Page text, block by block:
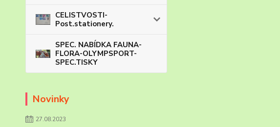
CELISTVOSTI-
Post.stationery.
SPEC. NABÍDKA FAUNA-
FLORA-OLYMPSPORT-
SPEC.TISKY
Novinky
27.08.2023